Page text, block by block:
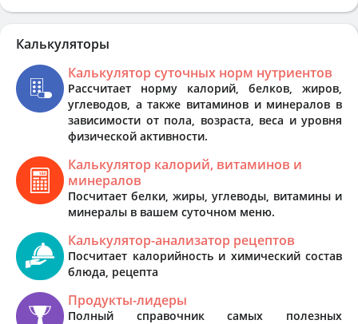
Калькуляторы
Калькулятор суточных норм нутриентов
Рассчитает норму калорий, белков, жиров,
углеводов, а также витаминов и минералов в
зависимости от пола, возраста, веса и уровня
физической активности.
Калькулятор калорий, витаминов и
минералов
Посчитает белки, жиры, углеводы, витамины и
минералы в вашем суточном меню.
Калькулятор-анализатор рецептов
Посчитает калорийность и химический состав
блюда, рецепта
Продукты-лидеры
Полный справочник самых полезных